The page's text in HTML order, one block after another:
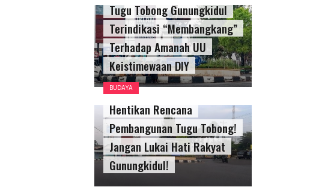
Tugu Tobong Gunungkidul
Terindikasi “Membangkang”
Terhadap Amanah UU
Keistimewaan DIY
BUDAYA
Hentikan Rencana
Pembangunan Tugu Tobong!
Jangan Lukai Hati Rakyat
Gunungkidul!